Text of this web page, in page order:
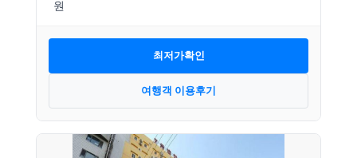
최저가확인
여행객 이용후기